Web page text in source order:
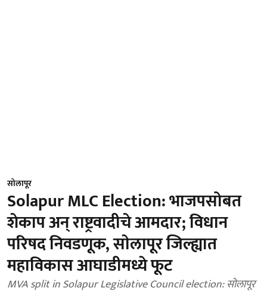
सोलापूर
Solapur MLC Election: भाजपसोबत
शेकाप अन्‌ राष्ट्रवादीचे आमदार; विधान
परिषद निवडणूक, साेलापूर जिल्ह्यात
महाविकास आघाडीमध्ये फूट
MVA split in Solapur Legislative Council election: सोलापूर